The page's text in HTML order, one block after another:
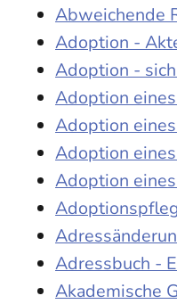
Abweichende
Adoption -
Adoption -
Adoption
Adoption
Adoption
Adoption
Adressbuch -
Akademische